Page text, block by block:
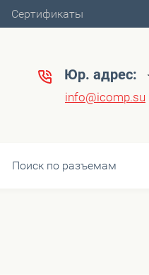
Сертификаты
Юр. адрес:
info@icomp.su
Поиск по разъемам